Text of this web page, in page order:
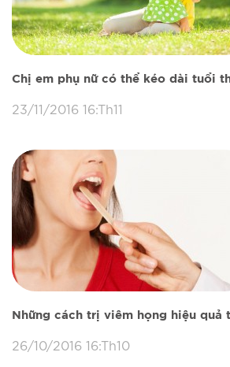
Chị em phụ nữ có thể kéo dài tuổi
23/11/2016 16:Th11
Những cách trị viêm họng hiệu quả
26/10/2016 16:Th10